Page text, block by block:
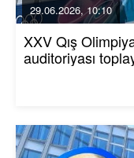
29.06.2026, 10:10
XXV Qış
auditoriyası